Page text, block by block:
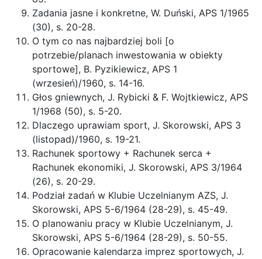
Zadania jasne i konkretne, W. Duński, APS 1/1965
(30), s. 20-28.
O tym co nas najbardziej boli [o
potrzebie/planach inwestowania w obiekty
sportowe], B. Pyzikiewicz, APS 1
(wrzesień)/1960, s. 14-16.
Głos gniewnych, J. Rybicki & F. Wojtkiewicz, APS
1/1968 (50), s. 5-20.
Dlaczego uprawiam sport, J. Skorowski, APS 3
(listopad)/1960, s. 19-21.
Rachunek sportowy + Rachunek serca +
Rachunek ekonomiki, J. Skorowski, APS 3/1964
(26), s. 20-29.
Podział zadań w Klubie Uczelnianym AZS, J.
Skorowski, APS 5-6/1964 (28-29), s. 45-49.
O planowaniu pracy w Klubie Uczelnianym, J.
Skorowski, APS 5-6/1964 (28-29), s. 50-55.
Opracowanie kalendarza imprez sportowych, J.